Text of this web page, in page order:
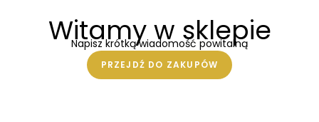
Witamy w sklepie
Napisz krótką wiadomość powitalną
PRZEJDŹ DO ZAKUPÓW